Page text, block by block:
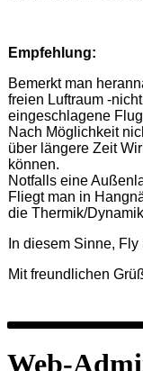
Empfehlung:
Bemerkt man
freien Luftraum -
eingeschlagene
Nach Möglichkeit
über längere Zeit
können.
Notfalls eine
Fliegt man in
die Thermik/
In diesem Sinne, Fly
Mit freundlichen
Web-